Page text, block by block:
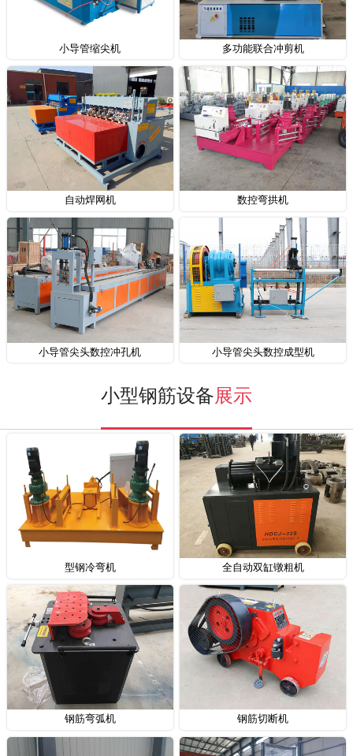
小导管缩尖机 多功能联合冲剪机
自动焊网机 数控弯拱机
小导管尖头数控冲孔机 小导管尖头数控成型机
小型钢筋设备展示
型钢冷弯机 全自动双缸镦粗机
钢筋弯弧机 钢筋切断机